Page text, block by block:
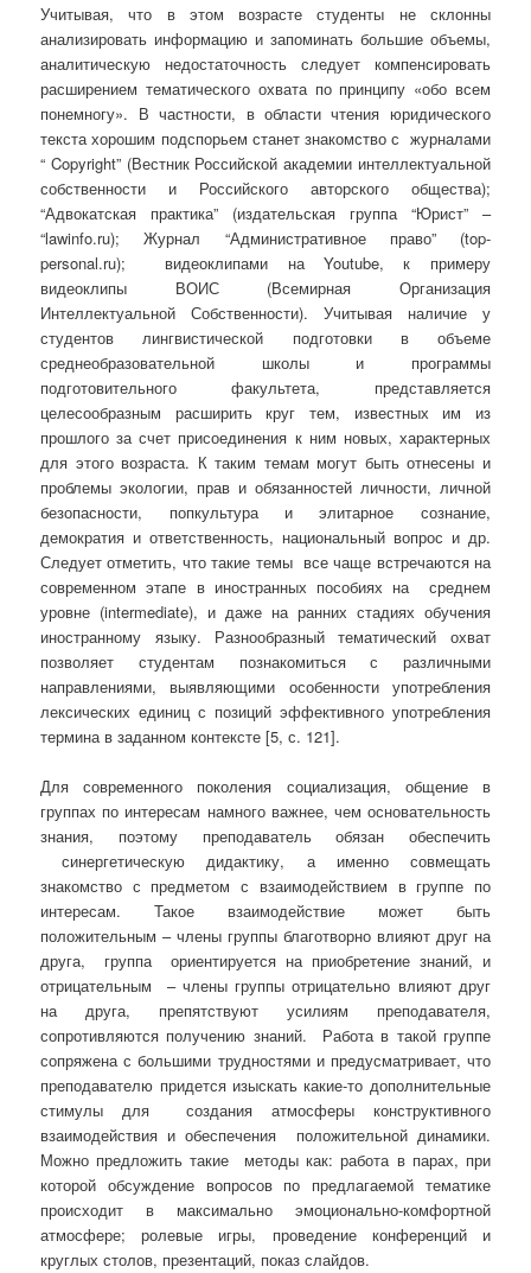
Учитывая, что в этом возрасте студенты не склонны
анализировать информацию и запоминать большие объемы,
аналитическую недостаточность следует компенсировать
расширением тематического охвата по принципу «обо всем
понемногу». В частности, в области чтения юридического
текста хорошим подспорьем станет знакомство с журналами
“ Copyright” (Вестник Российской академии интеллектуальной
собственности и Российского авторского общества);
“Адвокатская практика” (издательская группа “Юрист” –
“lawinfo.ru); Журнал “Административное право” (top-
personal.ru); видеоклипами на Youtube, к примеру
видеоклипы ВОИС (Всемирная Организация
Интеллектуальной Собственности). Учитывая наличие у
студентов лингвистической подготовки в объеме
среднеобразовательной школы и программы
подготовительного факультета, представляется
целесообразным расширить круг тем, известных им из
прошлого за счет присоединения к ним новых, характерных
для этого возраста. К таким темам могут быть отнесены и
проблемы экологии, прав и обязанностей личности, личной
безопасности, попкультура и элитарное сознание,
демократия и ответственность, национальный вопрос и др.
Следует отметить, что такие темы все чаще встречаются на
современном этапе в иностранных пособиях на среднем
уровне (intermediate), и даже на ранних стадиях обучения
иностранному языку. Разнообразный тематический охват
позволяет студентам познакомиться с различными
направлениями, выявляющими особенности употребления
лексических единиц с позиций эффективного употребления
термина в заданном контексте [5, с. 121].
Для современного поколения социализация, общение в
группах по интересам намного важнее, чем основательность
знания, поэтому преподаватель обязан обеспечить
синергетическую дидактику, а именно совмещать
знакомство с предметом с взаимодействием в группе по
интересам. Такое взаимодействие может быть
положительным – члены группы благотворно влияют друг на
друга, группа ориентируется на приобретение знаний, и
отрицательным – члены группы отрицательно влияют друг
на друга, препятствуют усилиям преподавателя,
сопротивляются получению знаний. Работа в такой группе
сопряжена с большими трудностями и предусматривает, что
преподавателю придется изыскать какие-то дополнительные
стимулы для создания атмосферы конструктивного
взаимодействия и обеспечения положительной динамики.
Можно предложить такие методы как: работа в парах, при
которой обсуждение вопросов по предлагаемой тематике
происходит в максимально эмоционально-комфортной
атмосфере; ролевые игры, проведение конференций и
круглых столов, презентаций, показ слайдов.